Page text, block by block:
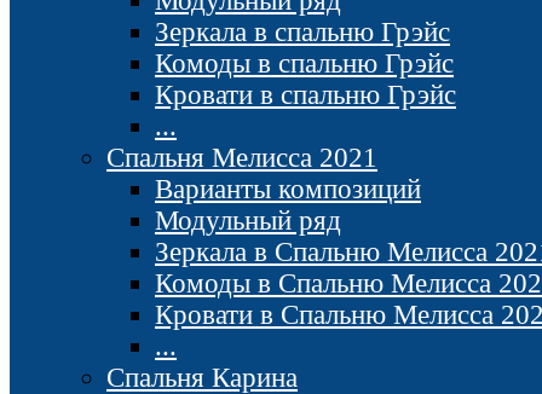
Зеркала в спальню Грэйс
Комоды в спальню Грэйс
Кровати в спальню Грэйс
...
Спальня Мелисса 2021
Варианты композиций
Модульный ряд
Зеркала в Спальню Мелисса
Комоды в Спальню Мелисса
Кровати в Спальню Мелисса
...
Спальня Карина